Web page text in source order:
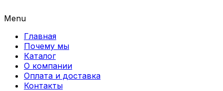
Menu
Главная
Почему мы
Каталог
О компании
Оплата и доставка
Контакты